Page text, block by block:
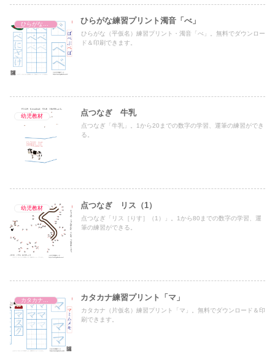
ひらがな練習プリント濁音「べ」
ひらがな（平仮名）練習プリント・濁音「べ」。無料でダウンロー
ド＆印刷できます。
幼児教材 点つなぎ 牛乳
点つなぎ「牛乳」。1から20までの数字の学習、運筆の練習ができ
る。
幼児教材 点つなぎ リス（1）
点つなぎ「リス［りす］（1）」。1から80までの数字の学習、運
筆の練習ができる。
カタカナ練習プリント「マ」
カタカナ（片仮名）練習プリント「マ」。無料でダウンロード＆印
刷できます。